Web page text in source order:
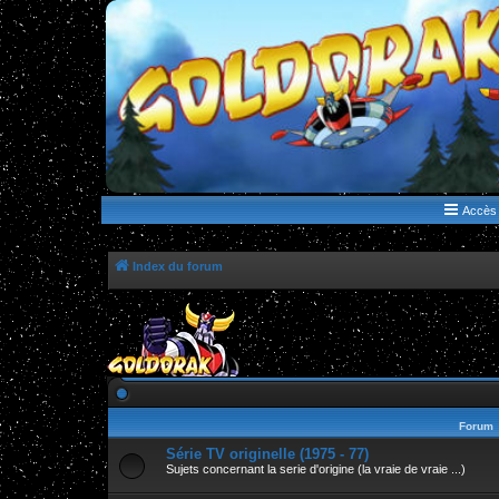
WWW.GOLDORAKGO.COM
le site de la Lune Rouge
Accès
Index du forum
Forum
Série TV originelle (1975 - 77)
Sujets concernant la serie d'origine (la vraie de vraie ...)